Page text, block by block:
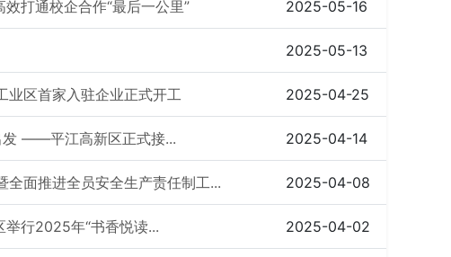
打通校企合作“最后一公里” 2025-05-16
2025-05-13
业区首家入驻企业正式开工 2025-04-25
发 ——平江高新区正式接... 2025-04-14
面推进全员安全生产责任制工... 2025-04-08
行2025年“书香悦读... 2025-04-02